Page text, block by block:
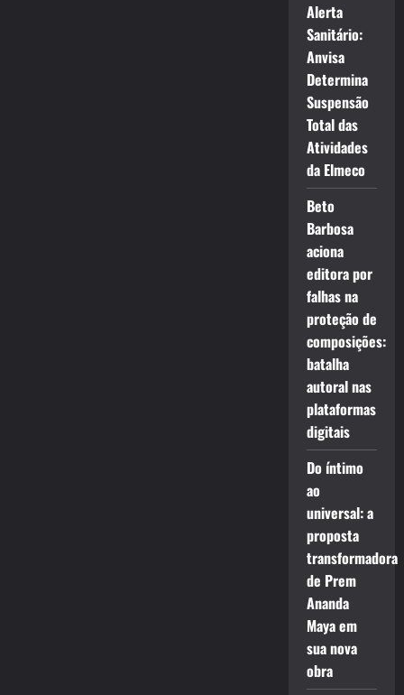
Alerta
Sanitário:
Anvisa
Determina
Suspensão
Total das
Atividades
da Elmeco
Beto
Barbosa
aciona
editora por
falhas na
proteção de
composições:
batalha
autoral nas
plataformas
digitais
Do íntimo
ao
universal: a
proposta
transformadora
de Prem
Ananda
Maya em
sua nova
obra